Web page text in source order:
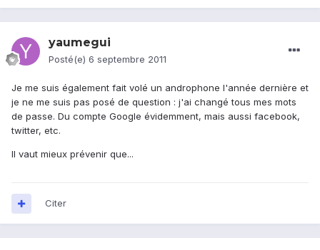
yaumegui
Posté(e) 6 septembre 2011
Je me suis également fait volé un androphone l'année dernière et
je ne me suis pas posé de question : j'ai changé tous mes mots
de passe. Du compte Google évidemment, mais aussi facebook,
twitter, etc.
Il vaut mieux prévenir que...
Citer